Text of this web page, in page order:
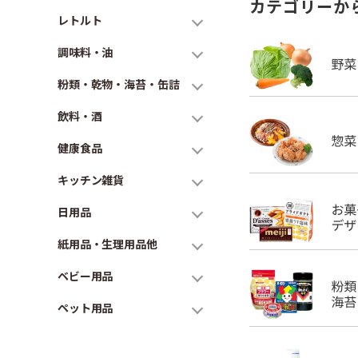
レトルト
調味料・油
粉類・乾物・海苔・缶詰
飲料・酒
健康食品
キッチン雑貨
日用品
紙用品・生理用品他
ベビー用品
ペット用品
カテゴリーか